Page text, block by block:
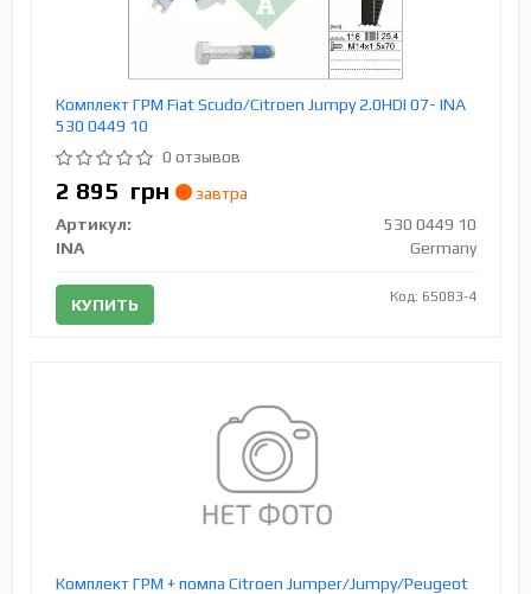
Комплект ГРМ Fiat Scudo/Citroen Jumpy 2.0HDI 07- INA
530 0449 10
0 отзывов
2 895 грн
завтра
Артикул:
530 0449 10
INA
Germany
КУПИТЬ Код: 65083-4
Комплект ГРМ + помпа Citroen Jumper/Jumpy/Peugeot